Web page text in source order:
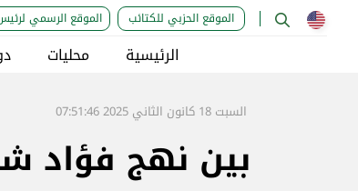
الموقع الحزبي للكتائب الموقع الرسمي
الرئيسية محليات
السبت 18 كانون الثاني 2025 07:51:46
بين نهج فؤاد